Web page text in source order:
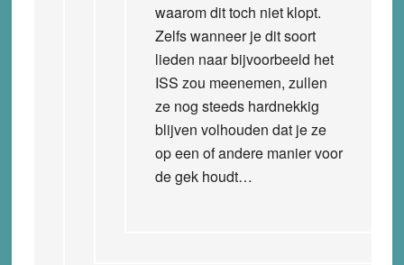
waarom dit toch niet klopt.
Zelfs wanneer je dit soort
lieden naar bijvoorbeeld het
ISS zou meenemen, zullen
ze nog steeds hardnekkig
blijven volhouden dat je ze
op een of andere manier voor
de gek houdt…